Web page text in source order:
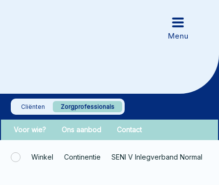
Cliënten Zorgprofessionals
Voor wie? Ons aanbod Contact
Winkel Continentie SENI V Inlegverband Normal